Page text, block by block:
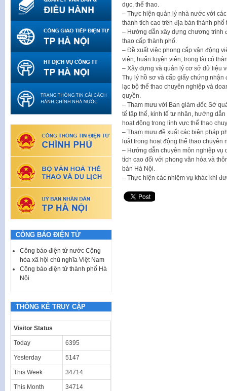
dục, thể thao.
– Thực hiện quản lý nhà nước với
thành tích cao trên địa bàn thành phố
– Hướng dẫn xây dựng chương trình
thao cấp thành phố.
– Đề xuất việc phong cấp vận động
viên, huấn luyện viên, trọng tài có
– Xây dựng và quản lý cơ sở dữ liệu
Thụ lý hồ sơ và cấp giấy chứng nhận
lạc bộ thể thao chuyên nghiệp và
quyền.
– Tham mưu với Ban giám đốc Sở
tế tập thể, kinh tế tư nhân, hướng
hoạt động trong lình vực thể thao
– Tham mưu đề xuất các biện pháp
luật trong hoạt động thể thao chuyên
– Hướng dẫn chuyên môn nghiệp vụ
tích cao đối với phong văn hóa và
bàn Hà Nội.
– Thực hiện các nhiệm vụ khác khi
CÔNG BÁO ĐIỆN TỬ
Công báo điện tử nước Cộng
hòa xã hội chủ nghĩa Việt Nam
Công báo điện tử thành phố Hà
Nội
THỐNG KÊ TRUY CẬP
Visitor Status
Today 6395
Yesterday 5147
This Week 34714
This Month 34714